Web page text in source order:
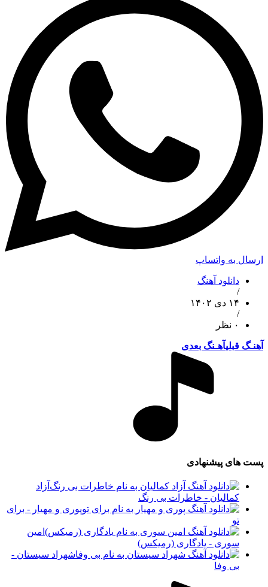
ارسال به واتساپ
دانلود آهنگ
/
۱۴ دی ۱۴۰۲
/
۰ نظر
آهنـگ قبلیآهـنگ بعدی
پست های پیشنهادی
آزاد
کمالیان - خاطرات بی رنگ
پوری و مهیار - برای
تو
امین
سوری - یادگاری (رمیکس)
شهراد سیستان -
بی وفا